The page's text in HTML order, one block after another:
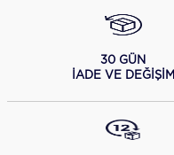
30 GÜN
İADE VE DEĞİŞİM